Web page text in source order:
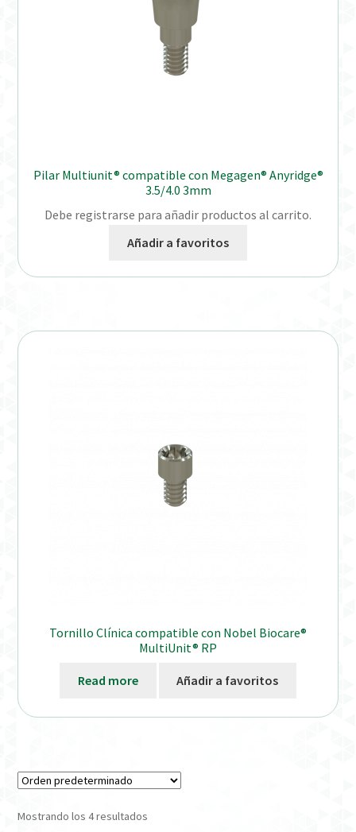
Pilar Multiunit® compatible con Megagen® Anyridge®
3.5/4.0 3mm
Debe registrarse para añadir productos al carrito.
Añadir a favoritos
Tornillo Clínica compatible con Nobel Biocare®
MultiUnit® RP
Read more Añadir a favoritos
Mostrando los 4 resultados